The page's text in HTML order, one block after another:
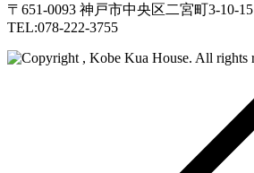
〒651-0093 神戸市中央区二宮町3-10-15
TEL:078-222-3755